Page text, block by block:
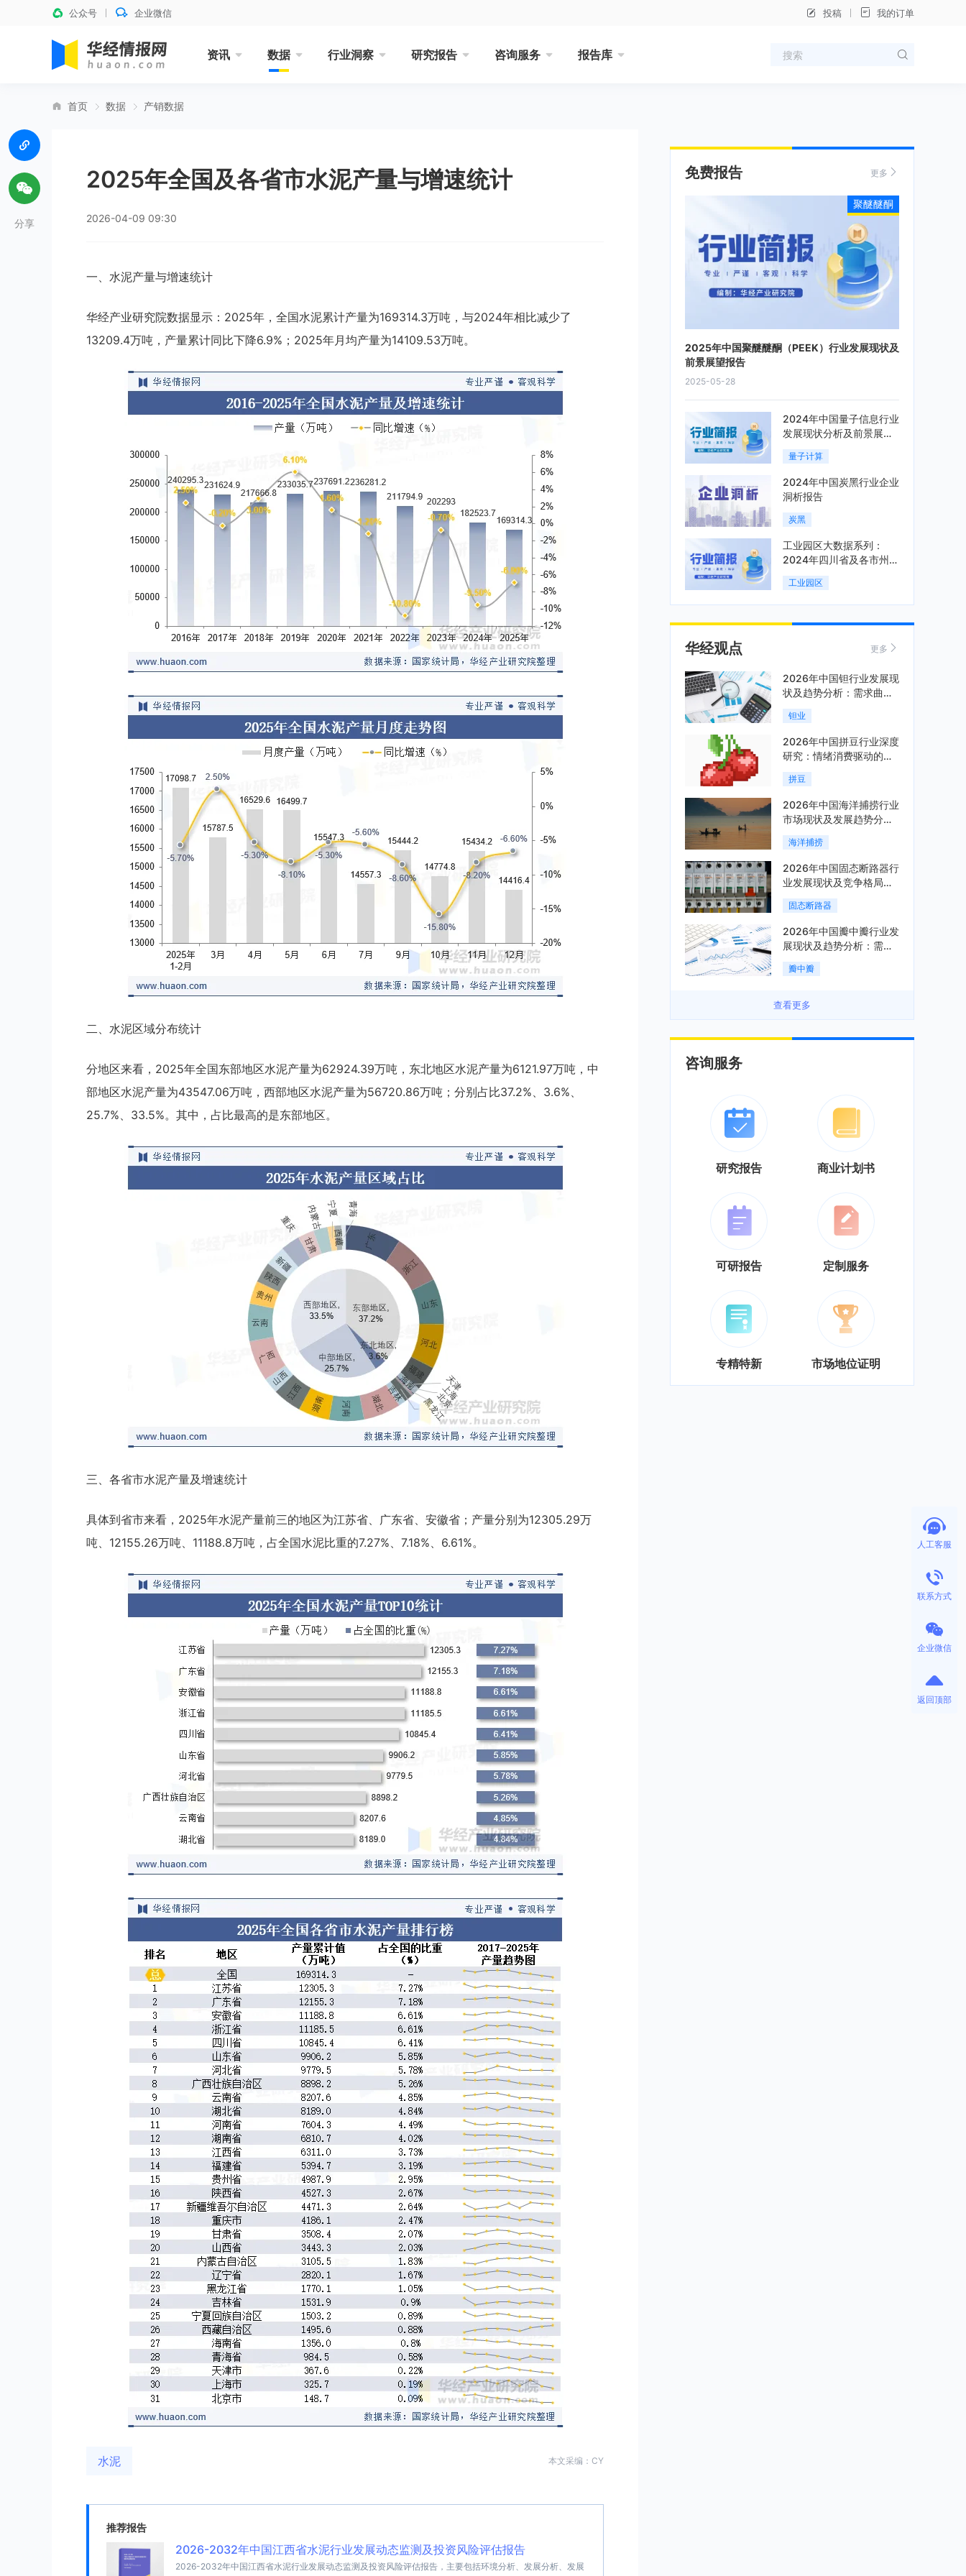
公众号 企业微信 投稿 我的订单
资讯 数据 行业洞察 研究报告 咨询服务 报告库
首页 数据 产销数据
2025年全国及各省市水泥产量与增速统计
2026-04-09 09:30
一、水泥产量与增速统计
华经产业研究院数据显示：2025年，全国水泥累计产量为169314.3万吨，与2024年相比减少了
13209.4万吨，产量累计同比下降6.9%；2025年月均产量为14109.53万吨。
二、水泥区域分布统计
分地区来看，2025年全国东部地区水泥产量为62924.39万吨，东北地区水泥产量为6121.97万吨，中
部地区水泥产量为43547.06万吨，西部地区水泥产量为56720.86万吨；分别占比37.2%、3.6%、
25.7%、33.5%。其中，占比最高的是东部地区。
三、各省市水泥产量及增速统计
具体到省市来看，2025年水泥产量前三的地区为江苏省、广东省、安徽省；产量分别为12305.29万
吨、12155.26万吨、11188.8万吨，占全国水泥比重的7.27%、7.18%、6.61%。
水泥 本文采编：CY
推荐报告
2026-2032年中国江西省水泥行业发展动态监测及投资风险评估报告
2026-2032年中国江西省水泥行业发展动态监测及投资风险评估报告，主要包括环境分析、发展分析、发展
分享
免费报告 更多
2025年中国聚醚醚酮（PEEK）行业发展现状及
前景展望报告
2025-05-28
聚醚醚酮
2024年中国量子信息行业
发展现状分析及前景展望
报告
量子计算
2024年中国炭黑行业企业
洞析报告
炭黑
工业园区大数据系列：
2024年四川省及各市州工
业园区全景洞析报告
工业园区
华经观点 更多
2026年中国钽行业发展现
状及趋势分析：需求曲线
陡峭与供给曲线平缓的博
弈加剧「图」
钽业
2026年中国拼豆行业深度
研究：情绪消费驱动的新
兴手工赛道「图」
拼豆
2026年中国海洋捕捞行业
市场现状及发展趋势分
析：科技赋能与智能化转
型加速「图」
海洋捕捞
2026年中国固态断路器行
业发展现状及竞争格局分
析：国际巨头领跑技术，
国内企业加速追赶「图」
固态断路器
2026年中国瓣中瓣行业发
展现状及趋势分析：需求
可持续释放，市场发展前
景良好「图」
瓣中瓣
查看更多
咨询服务
研究报告 商业计划书
可研报告 定制服务
专精特新 市场地位证明
人工客服
联系方式
企业微信
返回顶部